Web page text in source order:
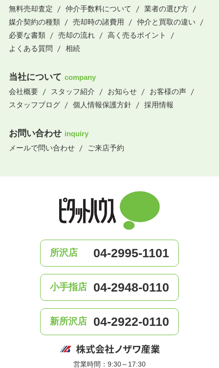
無料売却査定
仲介手数料について
業者の選び方
媒介契約の種類
売却時の諸費用
仲介と買取の違い
必要な書類
売却の流れ
高く売るポイント
よくある質問
相続
当社について company
会社概要
スタッフ紹介 お知らせ
お客様の声
スタッフブログ
個人情報保護方針 採用情報
お問い合わせ inquiry
メールで問い合わせ
ご来店予約
所沢店 04-2995-1101
小手指店 04-2948-0110
新所沢店 04-2922-0110
営業時間：9:30～17:30